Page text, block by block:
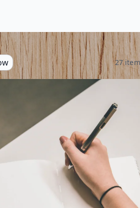
27